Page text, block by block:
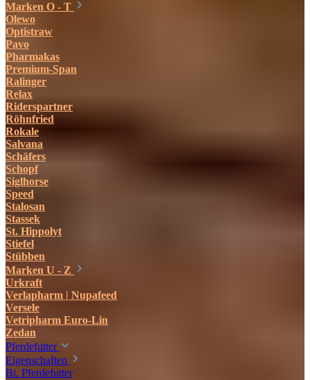
Marken O - T
Olewo
Optistraw
Pavo
Pharmakas
Premium-Span
Ralinger
Relax
Riderspartner
Röhnfried
Rokale
Salvana
Schäfers
Schopf
Siglhorse
Speed
Stalosan
Stassek
St. Hippolyt
Stiefel
Stübben
Marken U - Z
Urkraft
Verlapharm | Nupafeed
Versele
Vetripharm Euro-Lin
Zedan
Pferdefutter
Eigenschaften
Bi. Pferdefutter